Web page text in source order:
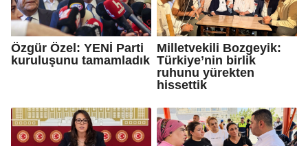
Özgür Özel: YENİ Parti
kuruluşunu tamamladık
Milletvekili Bozgeyik:
Türkiye’nin birlik
ruhunu yürekten
hissettik